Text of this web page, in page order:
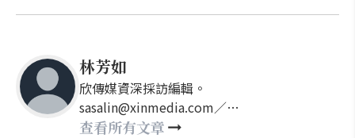
林芳如
欣傳媒資深採訪編輯。
sasalin@xinmedia.com／
happy21917@gmail.com
查看所有文章